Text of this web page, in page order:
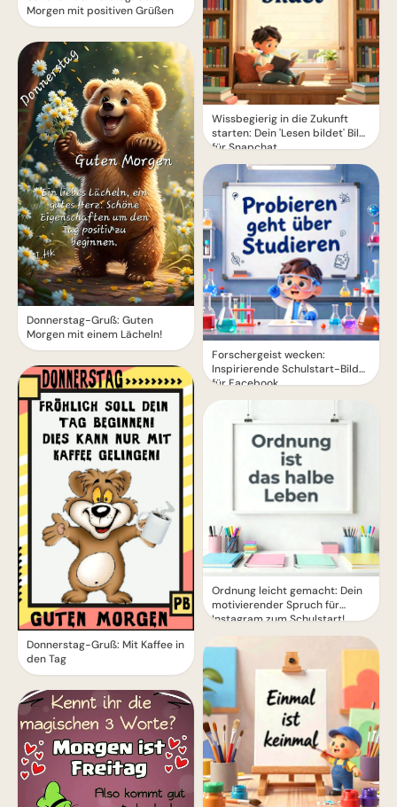
Morgen mit positiven Grüßen
Donnerstag-Gruß: Guten
Morgen mit einem Lächeln!
Donnerstag-Gruß: Mit Kaffee in
den Tag
Wissbegierig in die Zukunft
starten: Dein 'Lesen bildet' Bild
für Snapchat
Forschergeist wecken:
Inspirierende Schulstart-Bilder
für Facebook
Ordnung leicht gemacht: Dein
motivierender Spruch für
Instagram zum Schulstart!